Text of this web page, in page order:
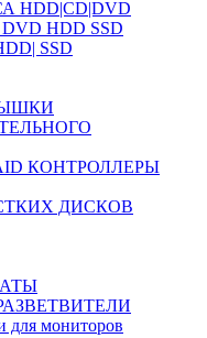
HDD SSD
SSD
КОНТРОЛЛЕРЫ
ДИСКОВ
мониторов